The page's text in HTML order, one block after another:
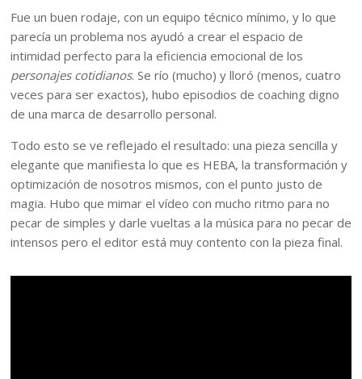
Fue un buen rodaje, con un equipo técnico mínimo, y lo que
parecía un problema nos ayudó a crear el espacio de
intimidad perfecto para la eficiencia emocional de los
personajes cotidianos. Se río (mucho) y lloró (menos, cuatro
veces para ser exactos), hubo episodios de coaching digno
de una marca de desarrollo personal.
Todo esto se ve reflejado el resultado: una pieza sencilla y
elegante que manifiesta lo que es HEBA, la transformación y
optimización de nosotros mismos, con el punto justo de
magia. Hubo que mimar el vídeo con mucho ritmo para no
pecar de simples y darle vueltas a la música para no pecar de
intensos pero el editor está muy contento con la pieza final.